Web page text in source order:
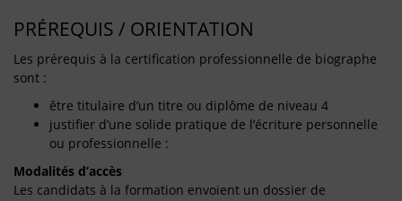
PRÉREQUIS / ORIENTATION
Les prérequis à la certification professionnelle de biographe
sont :
être titulaire d’un titre ou diplôme de niveau 4
justifier d’une solide pratique de l’écriture personnelle
ou professionnelle :
Modalités d’accès
Les candidats à la formation envoient un dossier de